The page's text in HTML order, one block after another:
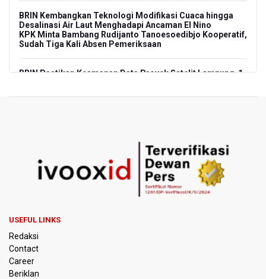
BRIN Kembangkan Teknologi Modifikasi Cuaca hingga
Desalinasi Air Laut Menghadapi Ancaman El Nino
KPK Minta Bambang Rudijanto Tanoesoedibjo Kooperatif,
Sudah Tiga Kali Absen Pemeriksaan
BRIN Pastikan Keamanan Data Proyek Satelit Lampung-1
Kuasa Hukum Klaim 995 Airsoft Gun di Sekolah Swasta
Jaksel Berizin, Bantah Kepemilikan Senjata Api dan
Narkoba
Menperin Sebut Insentif Kendaraan Listrik untuk Produk
Lawan Persib Bandung
USEFUL LINKS
Redaksi
Contact
Career
Beriklan